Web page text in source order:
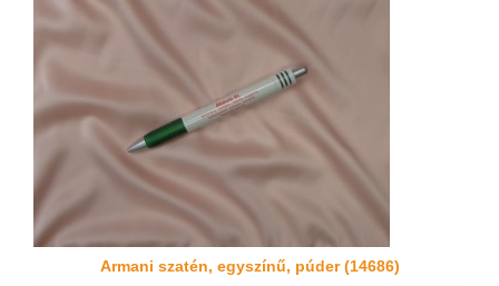
Armani szatén, egyszínű, púder (14686)